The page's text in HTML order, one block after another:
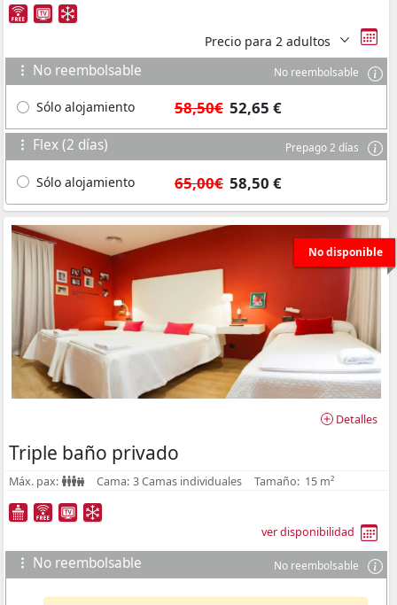
Precio para 2 adultos
No reembolsable No reembolsable
Sólo alojamiento 58,50€ 52,65 €
Flex (2 días) Prepago 2 días
Sólo alojamiento 65,00€ 58,50 €
No disponible
Detalles
Triple baño privado
Máx. pax: Cama: 3 Camas individuales Tamaño: 15 m²
ver disponibilidad
No reembolsable No reembolsable